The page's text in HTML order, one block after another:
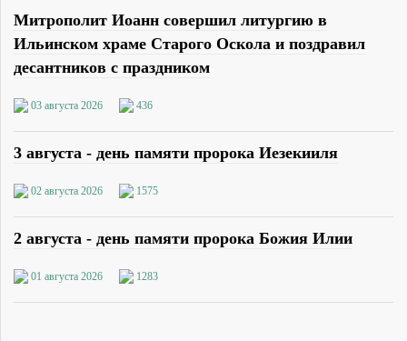
Митрополит Иоанн совершил литургию в
Ильинском храме Старого Оскола и поздравил
десантников с праздником
03 августа 2026 436
3 августа - день памяти пророка Иезекииля
02 августа 2026 1575
2 августа - день памяти пророка Божия Илии
01 августа 2026 1283